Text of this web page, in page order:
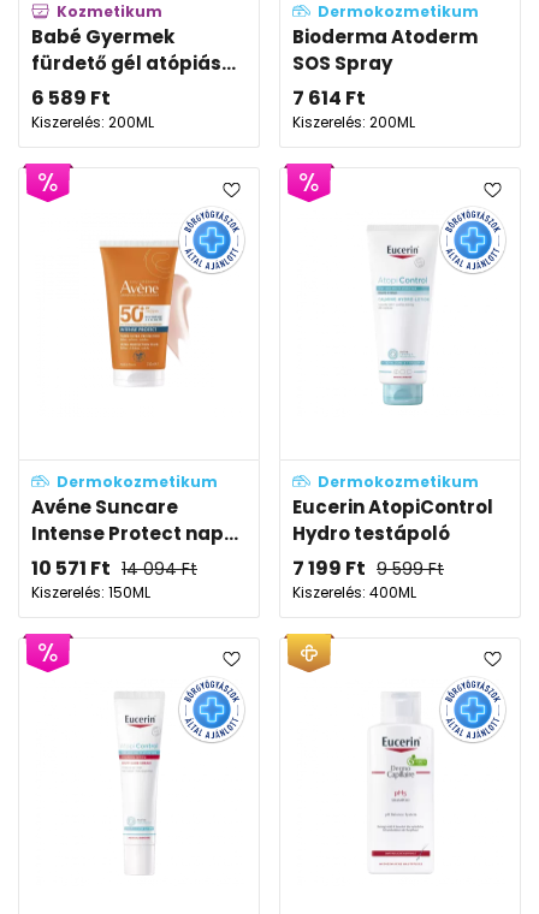
Kozmetikum
Babé Gyermek
fürdető gél atópiás...
6 589 Ft
Kiszerelés: 200ML
Dermokozmetikum
Bioderma Atoderm
SOS Spray
7 614 Ft
Kiszerelés: 200ML
Dermokozmetikum
Avéne Suncare
Intense Protect nap...
10 571 Ft 14 094Ft
Kiszerelés: 150ML
Dermokozmetikum
Eucerin AtopiControl
Hydro testápoló
7 199 Ft 9 599Ft
Kiszerelés: 400ML